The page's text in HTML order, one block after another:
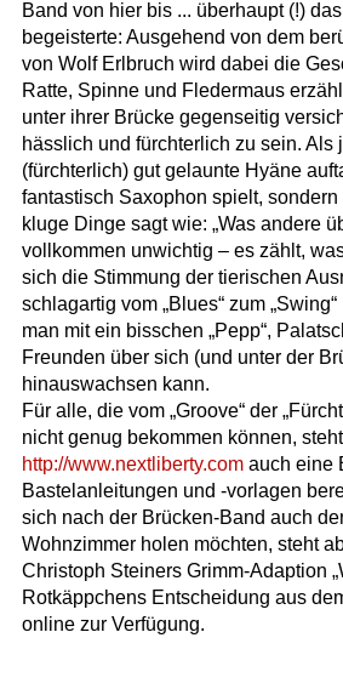
Band von hier bis ... überhaupt (!)
begeisterte: Ausgehend von dem
von Wolf Erlbruch wird dabei die
Ratte, Spinne und Fledermaus
unter ihrer Brücke gegenseitig
hässlich und fürchterlich zu sein. Als
(fürchterlich) gut gelaunte Hyäne
fantastisch Saxophon spielt,
kluge Dinge sagt wie: „Was andere
vollkommen unwichtig – es zählt,
sich die Stimmung der tierischen
schlagartig vom „Blues“ zum
man mit ein bisschen „Pepp“,
Freunden über sich (und unter der
hinauswachsen kann.
Für alle, die vom „Groove“ der
nicht genug bekommen können,
http://www.nextliberty.comauch eine
Bastelanleitungen und -vorlagen
sich nach der Brücken-Band auch
Wohnzimmer holen möchten, steht
Christoph Steiners Grimm-Adaption
Rotkäppchens Entscheidung aus
online zur Verfügung.